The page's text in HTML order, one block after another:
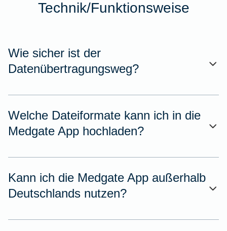
Technik/Funktionsweise
Wie sicher ist der
Datenübertragungsweg?
Welche Dateiformate kann ich in die
Medgate App hochladen?
Kann ich die Medgate App außerhalb
Deutschlands nutzen?